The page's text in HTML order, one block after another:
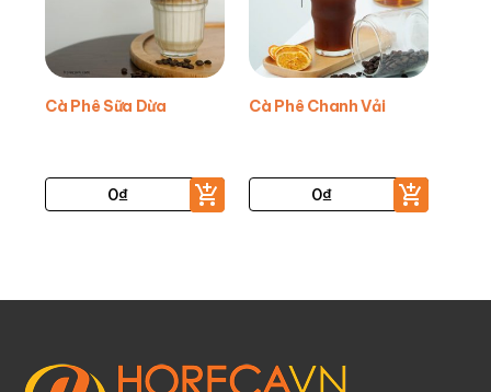
Cà Phê Sữa Dừa
0₫
Cà Phê Chanh Vải
0₫